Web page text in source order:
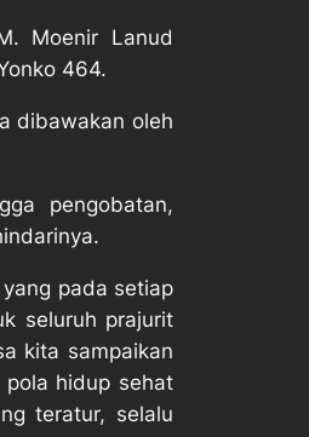
Moenir Lanud
464.
dibawakan oleh
pengobatan,
pada setiap
seluruh prajurit
kita sampaikan
hidup sehat
teratur, selalu